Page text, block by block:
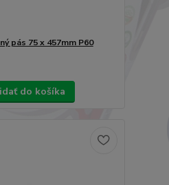
pás 75 x 457mm P60
do košíka